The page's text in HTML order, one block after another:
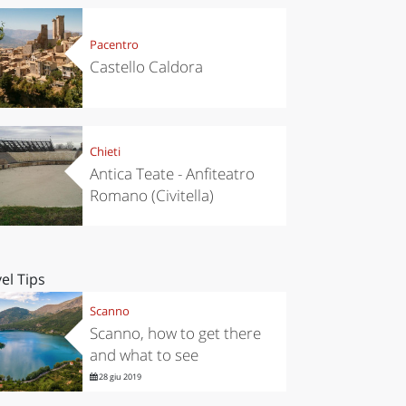
Pacentro
Castello Caldora
Chieti
Antica Teate - Anfiteatro
Romano (Civitella)
Tips
Scanno
Scanno, how to get there
and what to see
28 giu 2019